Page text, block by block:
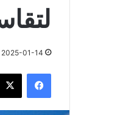
2025-01-14
فيسبوك